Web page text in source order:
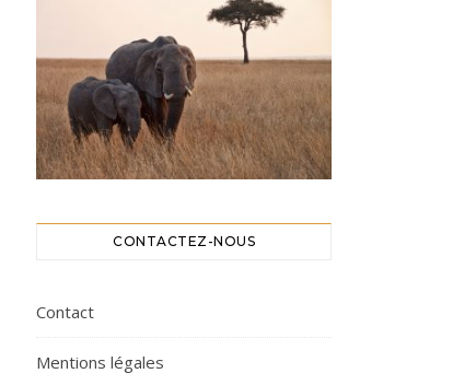
CONTACTEZ-NOUS
Contact
Mentions légales